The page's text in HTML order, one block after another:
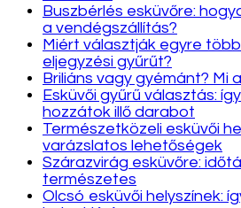
Buszbérlés esküvőre:
a vendégszállítás?
Miért választják egyre
eljegyzési gyűrűt?
Briliáns vagy gyémánt? Mi
Esküvői gyűrű választás:
hozzátok illő darabot
Természetközeli esküvői
varázslatos lehetőségek
Szárazvirág esküvőre:
természetes
Olcsó esküvői helyszínek: